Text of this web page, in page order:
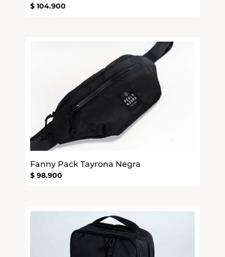
$ 104.900
Fanny Pack Tayrona Negra
$ 98.900